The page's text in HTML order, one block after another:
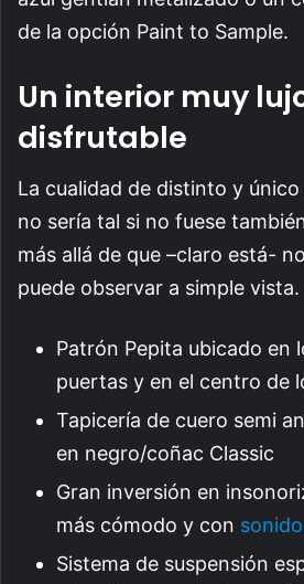
de la opción Paint to Sample.
Un interior muy
disfrutable
La cualidad de distinto y
no sería tal si no fuese
más allá de que –claro está-
puede observar a simple vista.
Patrón Pepita ubicado en
puertas y en el centro de
Tapicería de cuero semi
en negro/coñac Classic
Gran inversión en
más cómodo y con
Sistema de suspensión